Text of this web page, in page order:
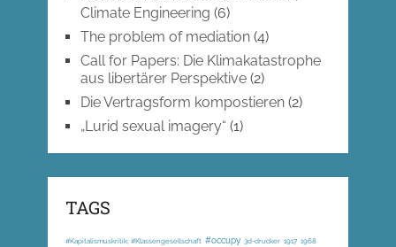
Climate Engineering (6)
The problem of mediation(4)
Call for Papers: Die Klimakatastrophe
aus libertärer Perspektive(2)
Die Vertragsform kompostieren(2)
„Lurid sexual imagery“ (1)
TAGS
#Kapitalismuskritik; #Klassengesellschaft #occupy 3d-drucker 1917 1968